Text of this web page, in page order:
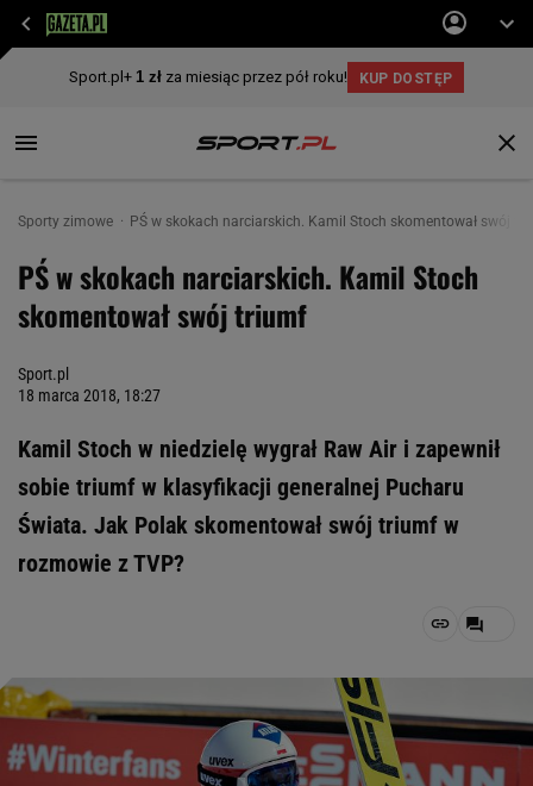
Sporty zimowe PŚ w skokach narciarskich. Kamil Stoch skomentował swój
PŚ w skokach narciarskich. Kamil Stoch
skomentował swój triumf
Sport.pl
18 marca 2018, 18:27
Kamil Stoch w niedzielę wygrał Raw Air i zapewnił
sobie triumf w klasyfikacji generalnej Pucharu
Świata. Jak Polak skomentował swój triumf w
rozmowie z TVP?